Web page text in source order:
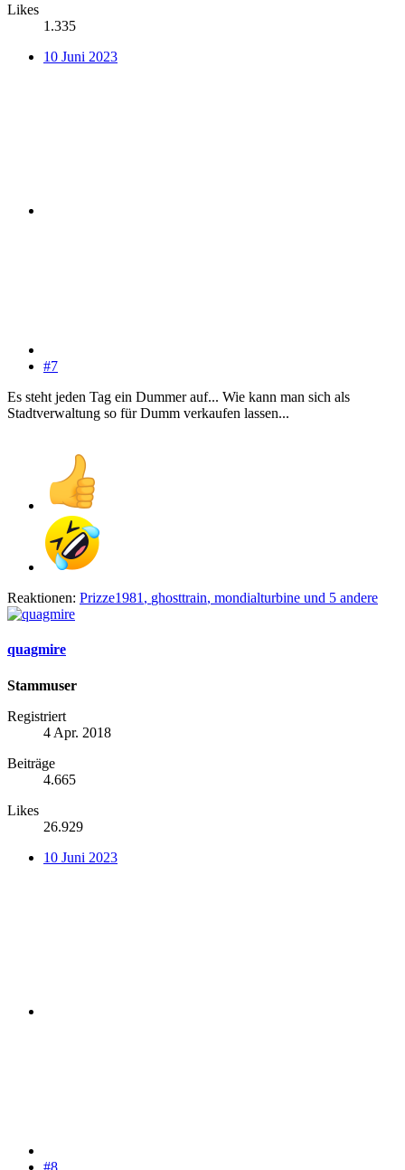
Likes
1.335
10 Juni 2023
#7
Es steht jeden Tag ein Dummer auf... Wie kann man sich als
Stadtverwaltung so für Dumm verkaufen lassen...
Reaktionen: Prizze1981 , ghosttrain, mondialturbine und 5 andere
quagmire
Stammuser
Registriert
4 Apr. 2018
Beiträge
4.665
Likes
26.929
10 Juni 2023
#8